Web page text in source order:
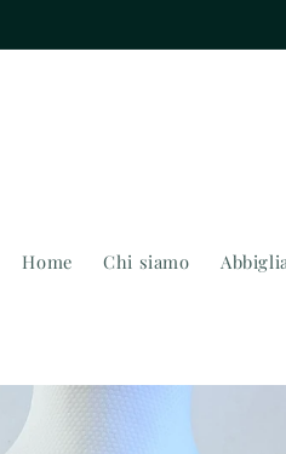
Home Chi siamo